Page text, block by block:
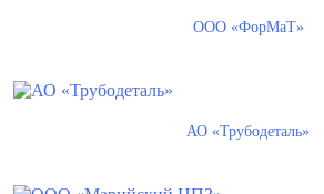
ООО «ФорМаТ»
АО «Трубодеталь»